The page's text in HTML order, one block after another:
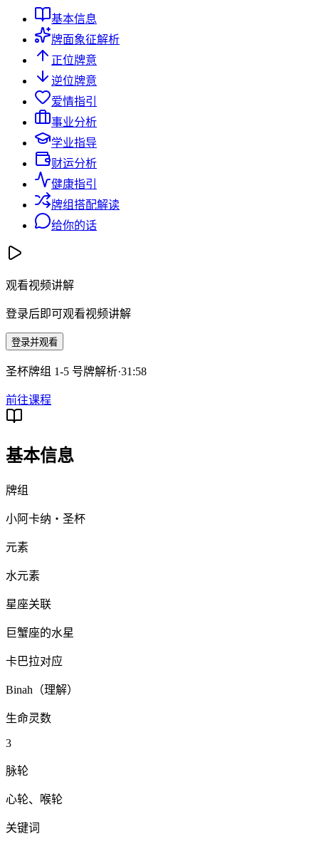
基本信息
牌面象征解析
正位牌意
逆位牌意
爱情指引
事业分析
学业指导
财运分析
健康指引
牌组搭配解读
给你的话
观看视频讲解
登录后即可观看视频讲解
登录并观看
圣杯牌组 1-5 号牌解析·31:58
前往课程
基本信息
牌组
小阿卡纳・圣杯
元素
水元素
星座关联
巨蟹座的水星
卡巴拉对应
Binah（理解）
生命灵数
3
脉轮
心轮、喉轮
关键词